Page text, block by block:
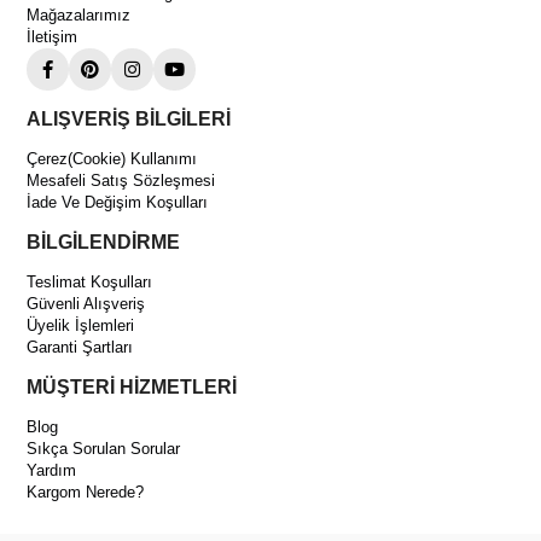
🔹 Pratik kurulum
Avantajları
✅ Arçelik ve Beko uyumluluğu
✅ Kolay kullanım
✅ Ergonomik tasarım
✅ Dayanıklı yapı
Sık Sorulan Sorular
Bu kumanda hangi kodların yerine kullanılabilir?
5400185204, 5400185218 ve 5400185229 parça kodlu kumandaların
yerine kullanılabilir.
Kurulum gerekiyor mu?
Genellikle doğrudan çalışır ve ek ayar gerektirmez.
Evet, klima fonksiyonlarının büyük çoğunluğunu kontrol edebilir.
Mağazalarımız
İletişim
ALIŞVERİŞ BİLGİLERİ
Çerez(Cookie) Kullanımı
Mesafeli Satış Sözleşmesi
İade Ve Değişim Koşulları
BİLGİLENDİRME
Teslimat Koşulları
Güvenli Alışveriş
Üyelik İşlemleri
Garanti Şartları
MÜŞTERİ HİZMETLERİ
Blog
Sıkça Sorulan Sorular
Yardım
Kargom Nerede?